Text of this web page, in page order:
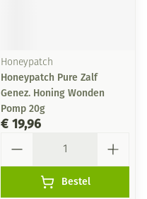
Honeypatch
Honeypatch Pure Zalf
Genez. Honing Wonden
Pomp 20g
€ 19,96
Bestel